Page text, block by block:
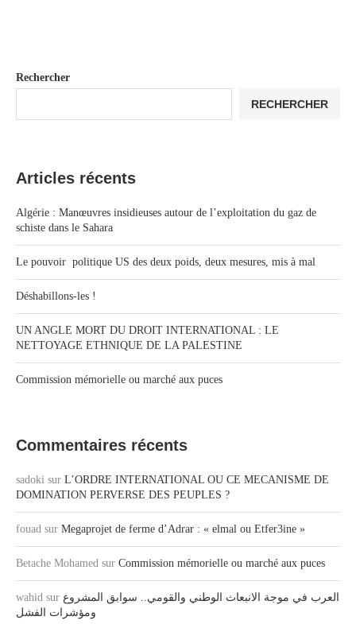
Rechercher
RECHERCHER
Articles récents
Algérie : Manœuvres insidieuses autour de l’exploitation du gaz de
schiste dans le Sahara
Le pouvoir politique US des deux poids, deux mesures, mis à mal
Déshabillons-les !
UN ANGLE MORT DU DROIT INTERNATIONAL : LE
NETTOYAGE ETHNIQUE DE LA PALESTINE
Commission mémorielle ou marché aux puces
Commentaires récents
sadoki sur L’ORDRE INTERNATIONAL OU CE MECANISME DE
DOMINATION PERVERSE DES PEUPLES ?
fouad sur Megaprojet de ferme d’Adrar : « elmal ou Etfer3ine »
Betache Mohamed sur Commission mémorielle ou marché aux puces
wahid sur العرب في موجة الانبعاث الوطني والقومي.. سوابق المشروع
ومؤشرات الفشل